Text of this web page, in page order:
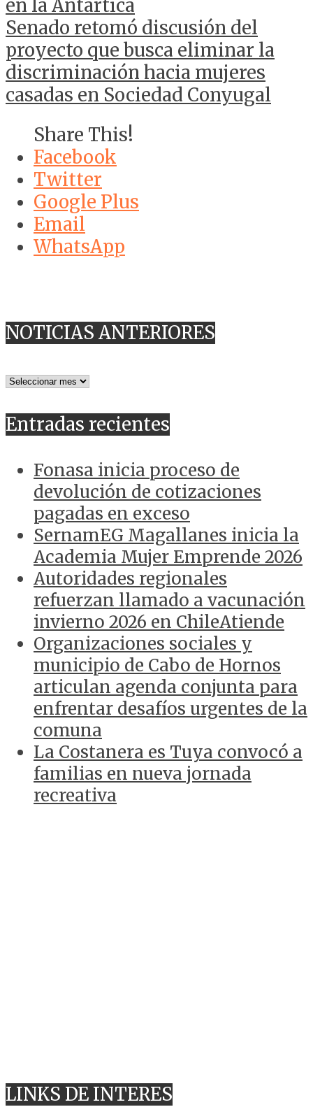
en la Antártica
Senado retomó discusión del
proyecto que busca eliminar la
discriminación hacia mujeres
casadas en Sociedad Conyugal
Share This!
Facebook
Twitter
Google Plus
Email
WhatsApp
NOTICIAS ANTERIORES
NOTICIAS
Entradas recientes
Fonasa inicia proceso de
devolución de cotizaciones
pagadas en exceso
SernamEG Magallanes inicia la
Academia Mujer Emprende 2026
Autoridades regionales
refuerzan llamado a vacunación
invierno 2026 en ChileAtiende
Organizaciones sociales y
municipio de Cabo de Hornos
articulan agenda conjunta para
enfrentar desafíos urgentes de la
comuna
La Costanera es Tuya convocó a
familias en nueva jornada
recreativa
LINKS DE INTERES